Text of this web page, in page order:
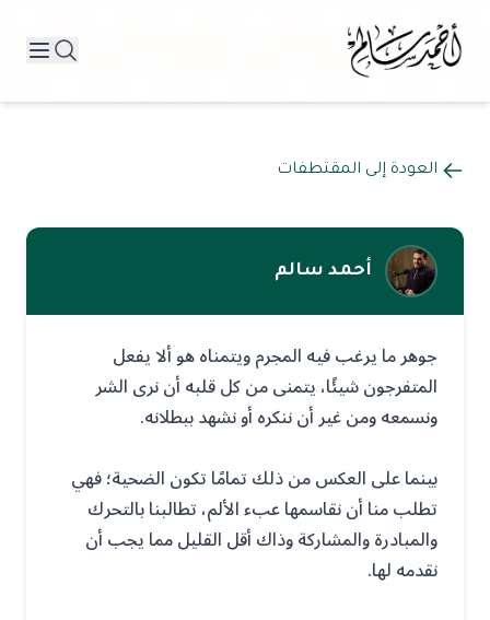
العودة إلى المقتطفات
أحمد سالم
جوهر ما يرغب فيه المجرم ويتمناه هو ألا يفعل
المتفرجون شيئًا، يتمنى من كل قلبه أن نرى الشر
ونسمعه ومن غير أن ننكره أو نشهد ببطلانه.
بينما على العكس من ذلك تمامًا تكون الضحية؛ فهي
تطلب منا أن نقاسمها عبء الألم، تطالبنا بالتحرك
والمبادرة والمشاركة وذاك أقل القليل مما يجب أن
نقدمه لها.